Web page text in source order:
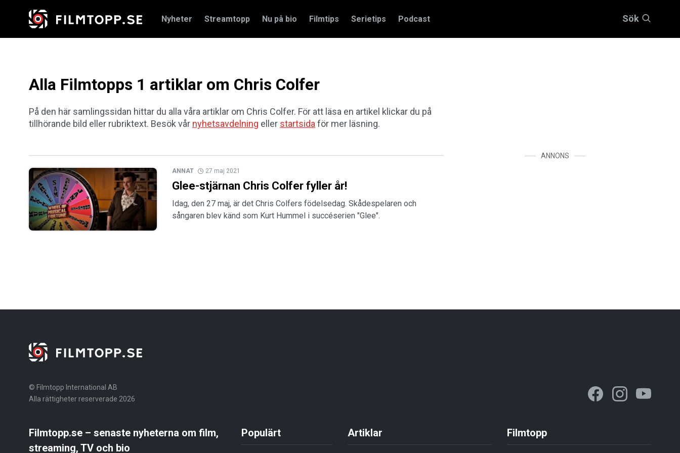
Nyheter Streamtopp Nu på bio Filmtips Serietips Podcast Sök
Alla Filmtopps 1 artiklar om Chris Colfer
På den här samlingssidan hittar du alla våra artiklar om Chris Colfer. För att läsa en artikel klickar du på
tillhörande bild eller rubriktext. Besök vår nyhetsavdelning eller startsida för mer läsning.
ANNAT 27 maj 2021
Glee-stjärnan Chris Colfer fyller år!
Idag, den 27 maj, är det Chris Colfers födelsedag. Skådespelaren och
sångaren blev känd som Kurt Hummel i succéserien "Glee".
ANNONS
© Filmtopp International AB
Alla rättigheter reserverade 2026
Filmtopp.se – senaste nyheterna om film,
streaming, TV och bio
Populärt Artiklar Filmtopp